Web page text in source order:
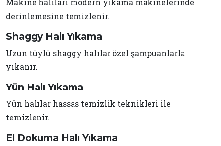
Makine halıları modern yıkama makinelerinde
derinlemesine temizlenir.
Shaggy Halı Yıkama
Uzun tüylü shaggy halılar özel şampuanlarla
yıkanır.
Yün Halı Yıkama
Yün halılar hassas temizlik teknikleri ile
temizlenir.
El Dokuma Halı Yıkama